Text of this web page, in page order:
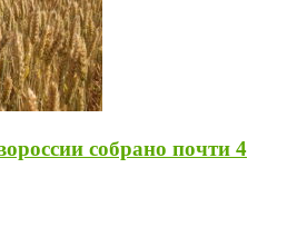
собрано почти 4